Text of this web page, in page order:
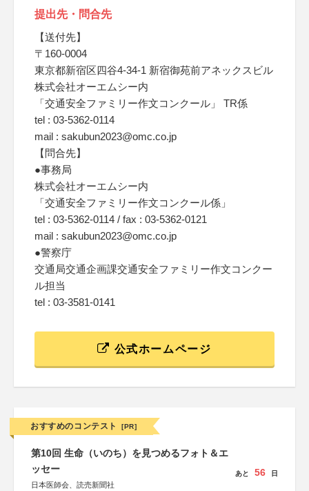
提出先・問合先
【送付先】
〒160-0004
東京都新宿区四谷4-34-1 新宿御苑前アネックスビル
株式会社オーエムシー内
「交通安全ファミリー作文コンクール」 TR係
tel : 03-5362-0114
mail : sakubun2023@omc.co.jp
【問合先】
●事務局
株式会社オーエムシー内
「交通安全ファミリー作文コンクール係」
tel : 03-5362-0114 / fax : 03-5362-0121
mail : sakubun2023@omc.co.jp
●警察庁
交通局交通企画課交通安全ファミリー作文コンクー
ル担当
tel : 03-3581-0141
公式ホームページ
おすすめのコンテスト [PR]
第10回 生命（いのち）を見つめるフォト＆エ
ッセー
日本医師会、読売新聞社
あと 56 日